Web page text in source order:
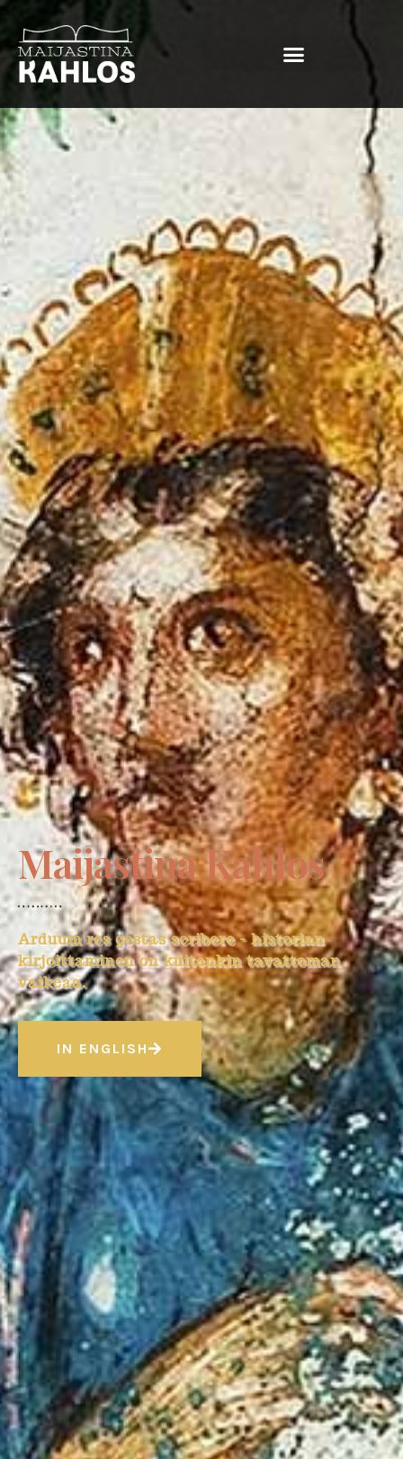
Maijastina Kahlos
Arduum res gestas scribere - historian
kirjoittaminen on kuitenkin tavattoman
vaikeaa.
IN ENGLISH